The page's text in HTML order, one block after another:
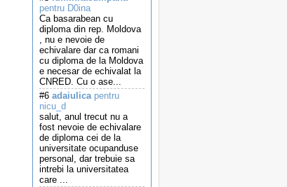
pentru D0ina
Ca basarabean cu
diploma din rep. Moldova
, nu e nevoie de
echivalare dar ca romani
cu diploma de la Moldova
e necesar de echivalat la
CNRED. Cu o ase...
#6 adaiulicapentru
nicu_d
salut, anul trecut nu a
fost nevoie de echivalare
de diploma cei de la
universitate ocupanduse
personal, dar trebuie sa
intrebi la universitatea
care ...